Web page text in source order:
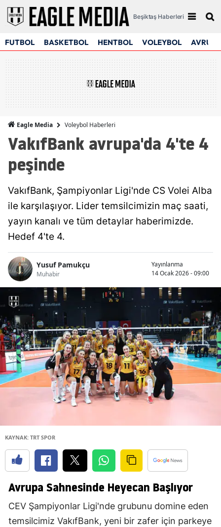
Beşiktaş Haberleri
FUTBOL BASKETBOL HENTBOL VOLEYBOL
Eagle Media Voleybol Haberleri
VakıfBank avrupa'da 4'te 4
peşinde
VakıfBank, Şampiyonlar Ligi'nde CS Volei Alba
ile karşılaşıyor. Lider temsilcimizin maç saati,
yayın kanalı ve tüm detaylar haberimizde.
Hedef 4'te 4.
Yusuf Pamukçu
Muhabir
Yayınlanma
14 Ocak 2026 - 09:00
KAYNAK: TRT SPOR
Avrupa Sahnesinde Heyecan Başlıyor
CEV Şampiyonlar Ligi'nde grubunu domine eden
temsilcimiz VakıfBank, yeni bir zafer için parkeye